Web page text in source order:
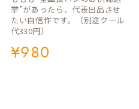
挙”があったら、代表出品させ
たい自信作です。（別途クール
代330円）
¥980